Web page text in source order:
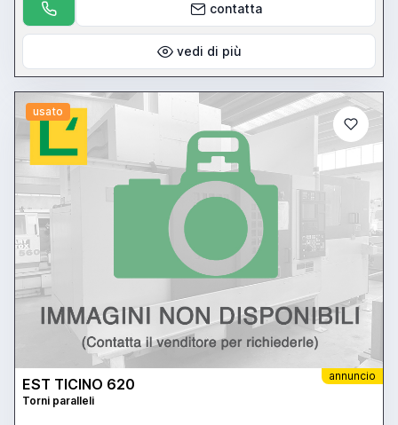
contatta
vedi di più
usato
annuncio
EST TICINO 620
Torni paralleli